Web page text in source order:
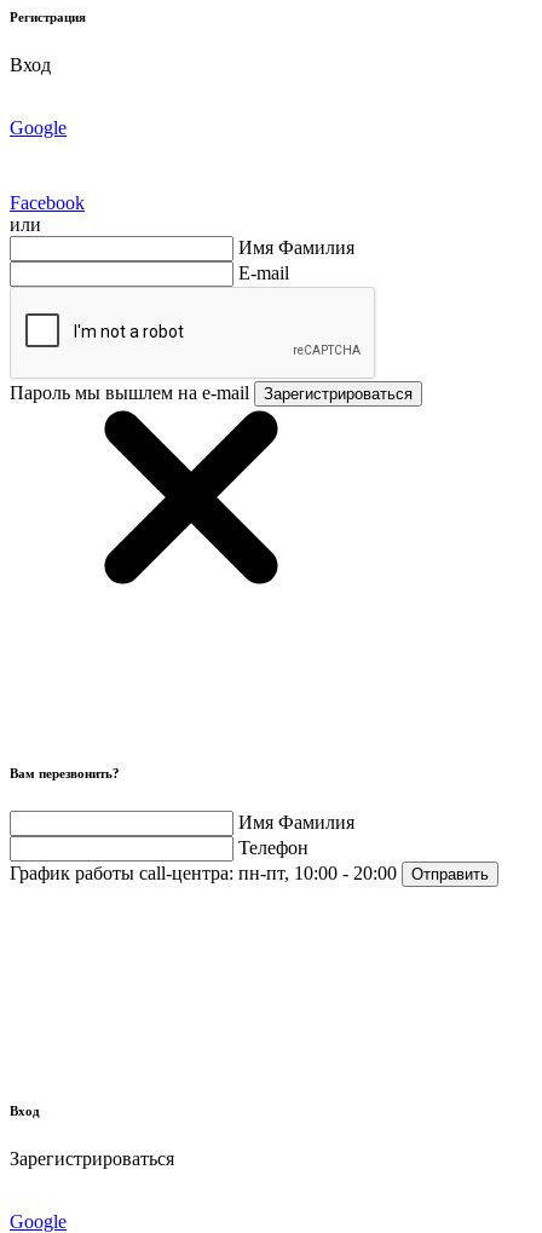
Регистрация
Вход
Google
Facebook
или
Имя Фамилия
E-mail
Пароль мы вышлем на e-mail Зарегистрироваться
Вам перезвонить?
Имя Фамилия
Телефон
График работы call-центра: пн-пт, 10:00 - 20:00 Отправить
Вход
Зарегистрироваться
Google